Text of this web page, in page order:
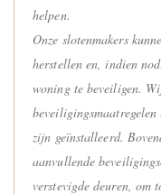
helpen.
Onze slotenmakers
herstellen en, indien
woning te beveiligen.
zijn geïnstalleerd.
aanvullende
verstevigde deuren, om